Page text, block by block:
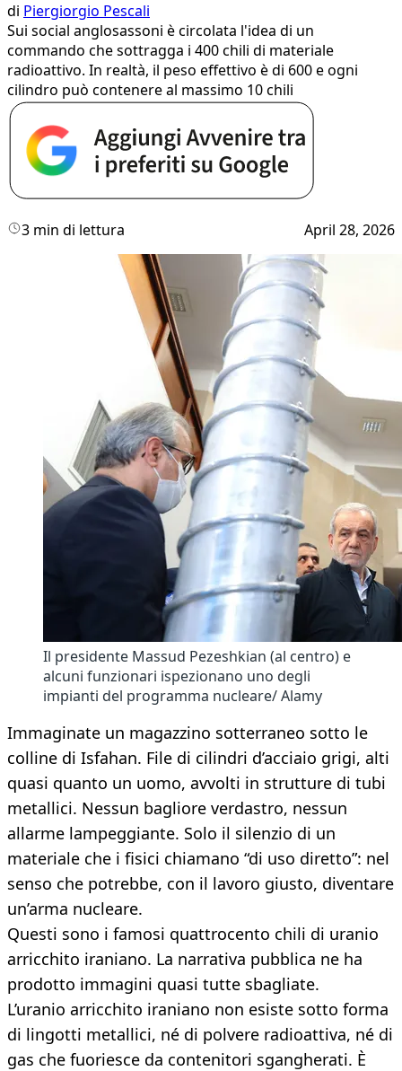
di Piergiorgio Pescali
Sui social anglosassoni è circolata l'idea di un
commando che sottragga i 400 chili di materiale
radioattivo. In realtà, il peso effettivo è di 600 e ogni
cilindro può contenere al massimo 10 chili
3 min di lettura April 28, 2026
Il presidente Massud Pezeshkian (al centro) e
alcuni funzionari ispezionano uno degli
impianti del programma nucleare/ Alamy
Immaginate un magazzino sotterraneo sotto le
colline di Isfahan. File di cilindri d’acciaio grigi, alti
quasi quanto un uomo, avvolti in strutture di tubi
metallici. Nessun bagliore verdastro, nessun
allarme lampeggiante. Solo il silenzio di un
materiale che i fisici chiamano “di uso diretto”: nel
senso che potrebbe, con il lavoro giusto, diventare
un’arma nucleare.
Questi sono i famosi quattrocento chili di uranio
arricchito iraniano. La narrativa pubblica ne ha
prodotto immagini quasi tutte sbagliate.
L’uranio arricchito iraniano non esiste sotto forma
di lingotti metallici, né di polvere radioattiva, né di
gas che fuoriesce da contenitori sgangherati. È